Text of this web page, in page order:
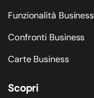
Funzionalità Business
Confronti Business
Carte Business
Scopri